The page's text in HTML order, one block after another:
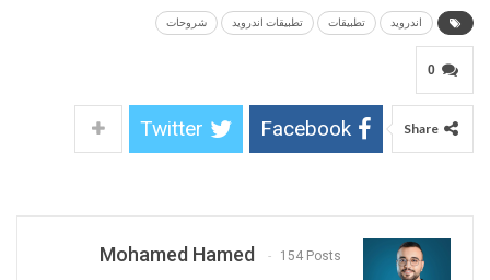
اندرويد تطبيقات تطبيقات اندرويد شروحات
0
Share
Facebook
Twitter
Mohamed Hamed 154 Posts